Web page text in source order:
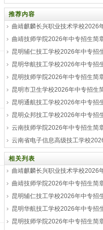
生简章
推荐内容
曲靖麒麟长兴职业技术学校2026
简章曲靖技师学院2026年中专招生简
昆明辅仁技工学校2026年中专招
昆明华航技工学校2026年中专招
昆明技师学院2026年中专招生简
昆明市卫生学校2026年中专招生
昆明通航技工学校2026年中专招
昆明众邦技工学校2026年中专招
云南技师学院2026年中专招生简
云南省电子信息高级技工学校
生简章
相关列表
曲靖麒麟长兴职业技术学校2026
简章曲靖技师学院2026年中专招生简
昆明辅仁技工学校2026年中专招
昆明华航技工学校2026年中专招
昆明技师学院2026年中专招生简